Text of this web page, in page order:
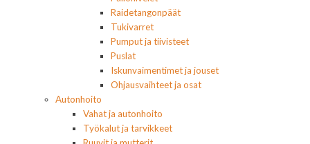
Raidetangonpäät
Tukivarret
Pumput ja tiivisteet
Puslat
Iskunvaimentimet ja jouset
Ohjausvaihteet ja osat
Autonhoito
Vahat ja autonhoito
Työkalut ja tarvikkeet